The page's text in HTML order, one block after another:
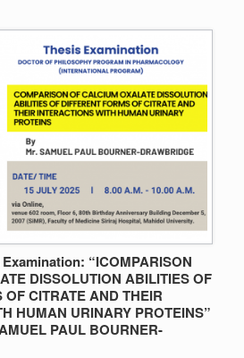
“ICOMPARISON
DISSOLUTION ABILITIES OF
OF CITRATE AND THEIR
HUMAN URINARY PROTEINS”
PAUL BOURNER-